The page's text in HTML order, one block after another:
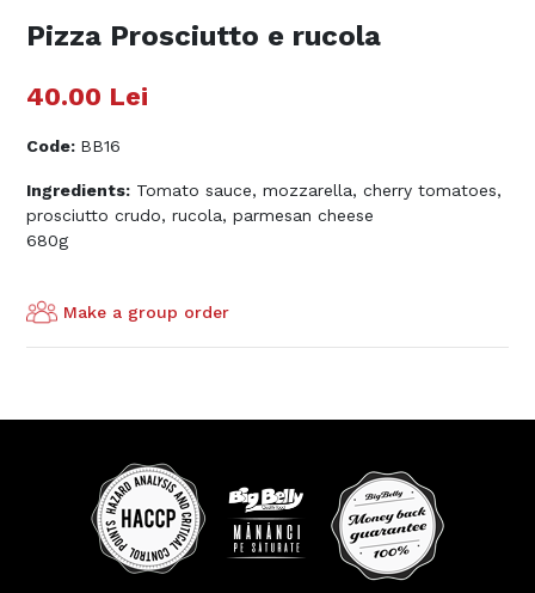
Pizza Prosciutto e rucola
40.00 Lei
Code: BB16
Ingredients: Tomato sauce, mozzarella, cherry tomatoes,
prosciutto crudo, rucola, parmesan cheese
680g
Make a group order